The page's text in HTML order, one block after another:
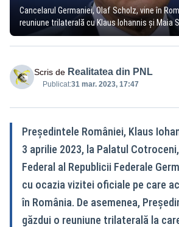
Cancelarul Germaniei, Olaf Scholz, vine în
reuniune trilaterală cu Klaus Iohannis și Maia
Scris de Realitatea din PNL
Publicat:31 mar. 2023, 17:47
Președintele României, Klaus
3 aprilie 2023, la Palatul
Federal al Republicii Federale
cu ocazia vizitei oficiale pe care
în România. De asemenea,
găzdui o reuniune trilaterală la